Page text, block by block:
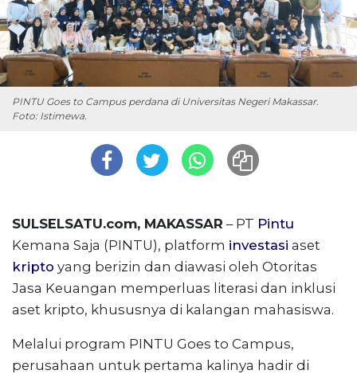
PINTU Goes to Campus perdana di Universitas Negeri Makassar.
Foto: Istimewa.
SULSELSATU.com, MAKASSAR – PT Pintu
Kemana Saja (PINTU), platform investasi aset
kripto yang berizin dan diawasi oleh Otoritas
Jasa Keuangan memperluas literasi dan inklusi
aset kripto, khususnya di kalangan mahasiswa.
Melalui program PINTU Goes to Campus,
perusahaan untuk pertama kalinya hadir di